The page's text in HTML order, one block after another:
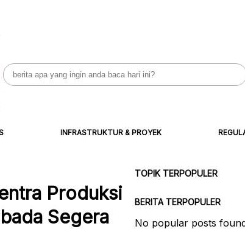
Search
for:
INFRASTRUKTUR & PROYEK
Produksi
Segera
TOPIK TERPOPULER
BERITA TERPOPULER
No popular posts